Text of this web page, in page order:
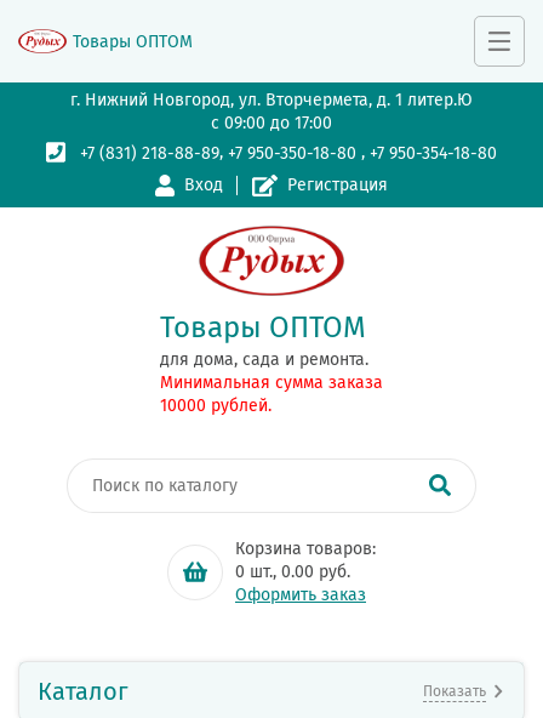
г. Нижний Новгород, ул. Вторчермета, д. 1 литер.Ю
с 09:00 до 17:00
+7 (831) 218-88-89,+7 950-350-18-80 ,+7 950-354-18-80
Вход
Регистрация
Товары ОПТОМ
для дома, сада и ремонта.
Минимальная сумма заказа
10000 рублей.
Корзина товаров:
0 шт., 0.00 руб.
Оформить заказ
Товары ОПТОМ
Каталог Показать